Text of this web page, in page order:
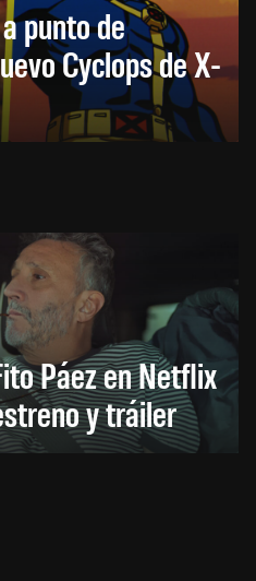
punto de
Cyclops de X-
Páez en Netflix
y tráiler